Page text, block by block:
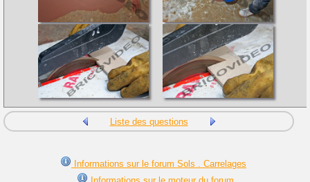
Liste des questions
Informations sur le forum Sols . Carrelages